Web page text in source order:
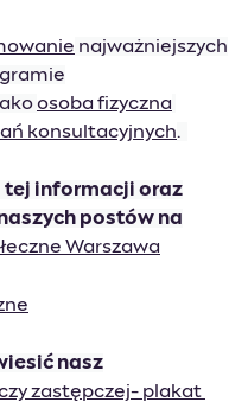
najważniejszych
osoba fizyczna
konsultacyjnych.
tej informacji oraz
postów na
Warszawa
nasz
zastępczej- plakat